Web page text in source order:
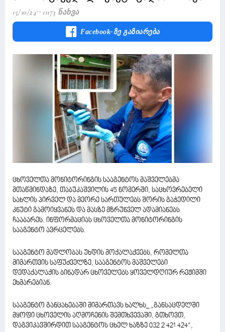
15/10/24 11173 Ნახვა
Facebook-Ზე Გაზიარება
ცხოველთა მონიტორინგის სააგენტოს მაშველებმა
მთაწმინდაზე, თაბუკაშვილის 45 ნომერში, საცხოვრებელი
სახლის პირველ და მეორე სართულებს შორის გაჭედილი
კნუტი გამოიყვანეს და მასზე მზრუნველ ადამიანებს
ჩააბარეს. ინფორმაციას ცხოველთა მონიტორინგის
სააგენტო ავრცელებს.
სააგენტო მადლობას უხდის მოქალაქეებს, რომელთა
მიმართვის საფუძველზე, სააგენტოს მაშველები
დედაქალაქის ბინადარ ცხოველებს ყოველდღიურ რეჟიმში
ეხმარებიან.
სააგენტო განცახებაში მიმართავს ხალხს_ „განსაცდელში
მყოფი ცხოველის აღმოჩენის შემთხვევაში, გთხოვთ,
დაგვიკავშირდით სააგენტოს ცხელ ხაზზე 032 2 421 424“,